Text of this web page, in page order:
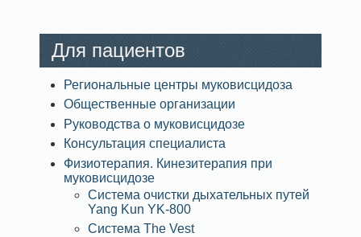
Для пациентов
Региональные центры муковисцидоза
Общественные организации
Руководства о муковисцидозе
Консультация специалиста
Физиотерапия. Кинезитерапия при
муковисцидозе
Система очистки дыхательных путей
Yang Kun YK-800
Система The Vest